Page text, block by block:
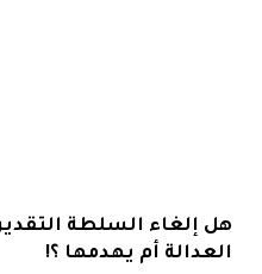
هل إلغاء السلطة
العدالة أم يهدمها ؟!